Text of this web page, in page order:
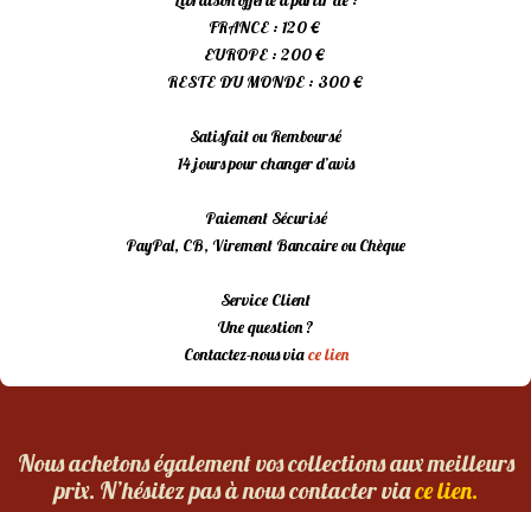
FRANCE : 120 €
EUROPE : 200 €
RESTE DU MONDE : 300 €
Satisfait ou Remboursé
14 jours pour changer d’avis
Paiement Sécurisé
PayPal, CB, Virement Bancaire ou Chèque
Service Client
Une question ?
Contactez-nous viace lien
Nous achetons également vos collections aux meilleurs
prix. N’hésitez pas à nous contacter viace lien.